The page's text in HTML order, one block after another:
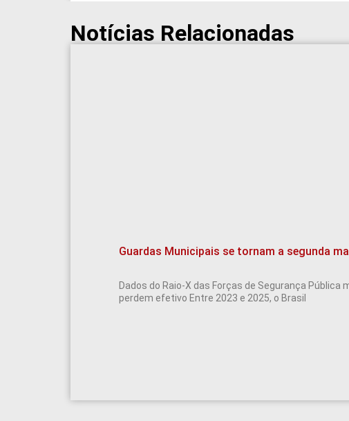
Notícias Relacionadas
Guardas Municipais se tornam a segunda
Dados do Raio-X das Forças de Segurança
perdem efetivo Entre 2023 e 2025, o Brasil